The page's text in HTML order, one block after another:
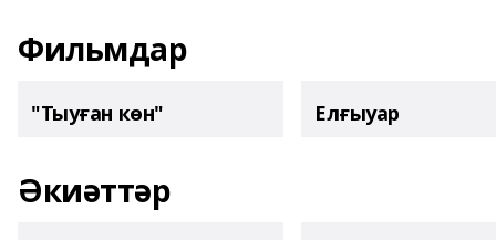
Фильмдар
"Тыуған көн" Елғыуар
Әкиәттәр